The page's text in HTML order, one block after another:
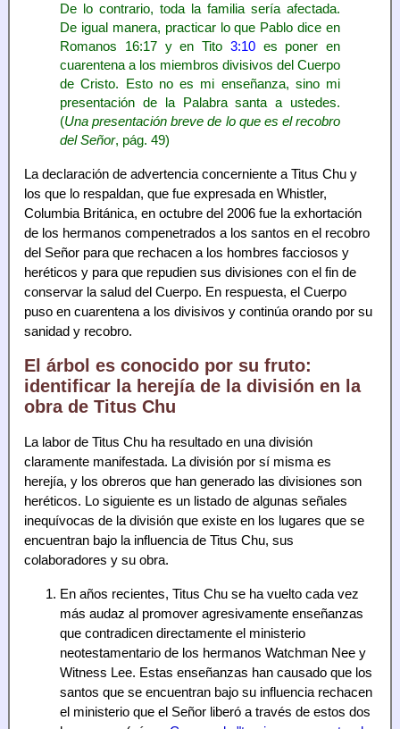
De lo contrario, toda la familia sería afectada.
De igual manera, practicar lo que Pablo dice en
Romanos 16:17 y en Tito 3:10es poner en
cuarentena a los miembros divisivos del Cuerpo
de Cristo. Esto no es mi enseñanza, sino mi
presentación de la Palabra santa a ustedes.
(Una presentación breve de lo que es el recobro
del Señor, pág. 49)
La declaración de advertencia concerniente a Titus Chu y
los que lo respaldan, que fue expresada en Whistler,
Columbia Británica, en octubre del 2006 fue la exhortación
de los hermanos compenetrados a los santos en el recobro
del Señor para que rechacen a los hombres facciosos y
heréticos y para que repudien sus divisiones con el fin de
conservar la salud del Cuerpo. En respuesta, el Cuerpo
puso en cuarentena a los divisivos y continúa orando por su
sanidad y recobro.
El árbol es conocido por su fruto:
identificar la herejía de la división en la
obra de Titus Chu
La labor de Titus Chu ha resultado en una división
claramente manifestada. La división por sí misma es
herejía, y los obreros que han generado las divisiones son
heréticos. Lo siguiente es un listado de algunas señales
inequívocas de la división que existe en los lugares que se
encuentran bajo la influencia de Titus Chu, sus
colaboradores y su obra.
En años recientes, Titus Chu se ha vuelto cada vez
más audaz al promover agresivamente enseñanzas
que contradicen directamente el ministerio
neotestamentario de los hermanos Watchman Nee y
Witness Lee. Estas enseñanzas han causado que los
santos que se encuentran bajo su influencia rechacen
el ministerio que el Señor liberó a través de estos dos